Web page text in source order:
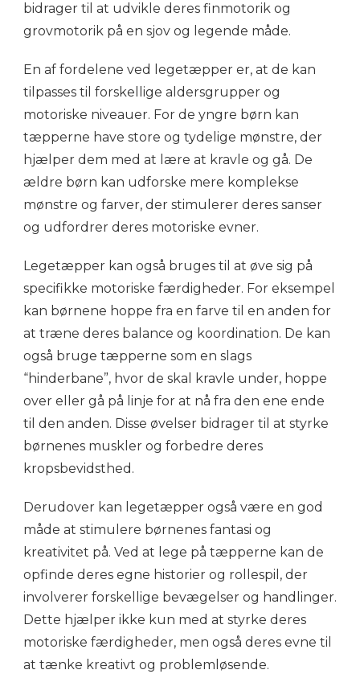
bidrager til at udvikle deres finmotorik og
grovmotorik på en sjov og legende måde.
En af fordelene ved legetæpper er, at de kan
tilpasses til forskellige aldersgrupper og
motoriske niveauer. For de yngre børn kan
tæpperne have store og tydelige mønstre, der
hjælper dem med at lære at kravle og gå. De
ældre børn kan udforske mere komplekse
mønstre og farver, der stimulerer deres sanser
og udfordrer deres motoriske evner.
Legetæpper kan også bruges til at øve sig på
specifikke motoriske færdigheder. For eksempel
kan børnene hoppe fra en farve til en anden for
at træne deres balance og koordination. De kan
også bruge tæpperne som en slags
“hinderbane”, hvor de skal kravle under, hoppe
over eller gå på linje for at nå fra den ene ende
til den anden. Disse øvelser bidrager til at styrke
børnenes muskler og forbedre deres
kropsbevidsthed.
Derudover kan legetæpper også være en god
måde at stimulere børnenes fantasi og
kreativitet på. Ved at lege på tæpperne kan de
opfinde deres egne historier og rollespil, der
involverer forskellige bevægelser og handlinger.
Dette hjælper ikke kun med at styrke deres
motoriske færdigheder, men også deres evne til
at tænke kreativt og problemløsende.